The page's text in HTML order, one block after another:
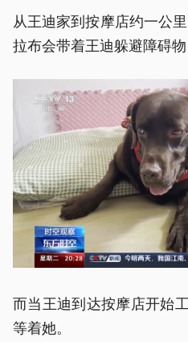
从王迪家到按摩店约一公
拉布会带着王迪躲避障碍
而当王迪到达按摩店开始
等着她。